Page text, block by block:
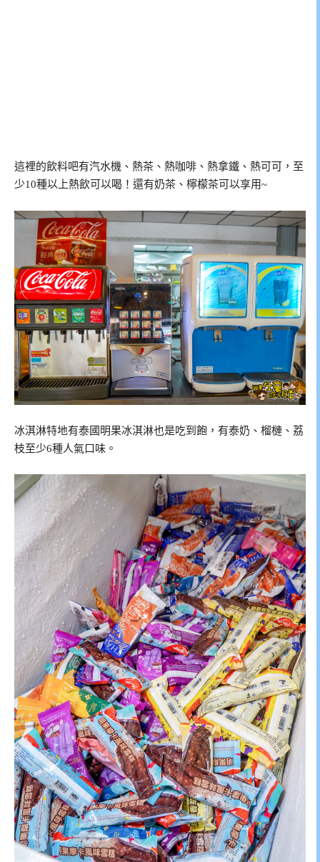
這裡的飲料吧有汽水機、熱茶、熱咖啡、熱拿鐵、熱可可，至
少10種以上熱飲可以喝！還有奶茶、檸檬茶可以享用~
冰淇淋特地有泰國明果冰淇淋也是吃到飽，有泰奶、榴槤、荔
枝至少6種人氣口味。